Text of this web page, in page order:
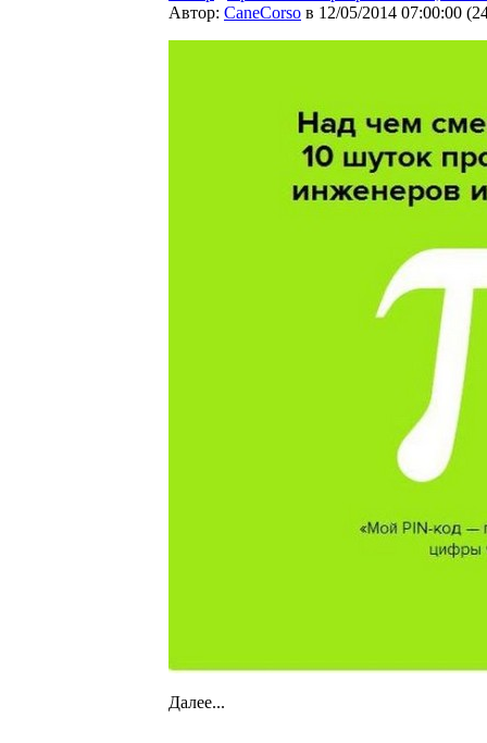
Автор: CaneCorso в 12/05/2014 07:00:00 (
Далее...